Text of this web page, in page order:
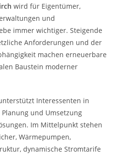
wird für Eigentümer,
und
immer wichtiger. Steigende
Anforderungen und der
machen erneuerbare
Baustein moderner
Interessenten in
und Umsetzung
Im Mittelpunkt stehen
Wärmepumpen,
dynamische Stromtarife